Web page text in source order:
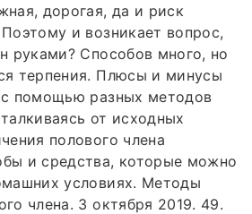
дорогая, да и риск
и возникает вопрос,
руками? Способов много, но
терпения. Плюсы и минусы
с помощью разных методов
от исходных
полового члена
и средства, которые можно
условиях. Методы
члена. 3 октября 2019. 49.